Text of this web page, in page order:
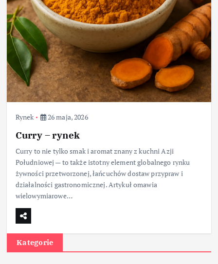
Rynek 26 maja, 2026
Curry – rynek
Curry to nie tylko smak i aromat znany z kuchni Azji
Południowej — to także istotny element globalnego rynku
żywności przetworzonej, łańcuchów dostaw przypraw i
działalności gastronomicznej. Artykuł omawia
wielowymiarowe…
Kategorie